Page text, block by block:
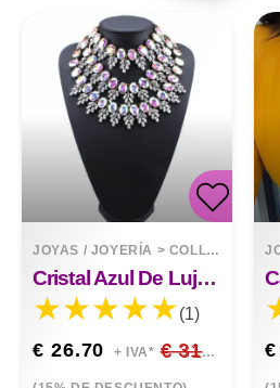
JOYAS / JOYERÍA > COLLARES
Cristal Azul De Lujo Adornado.
(1)
€ 26.70 + IVA* € 31.41